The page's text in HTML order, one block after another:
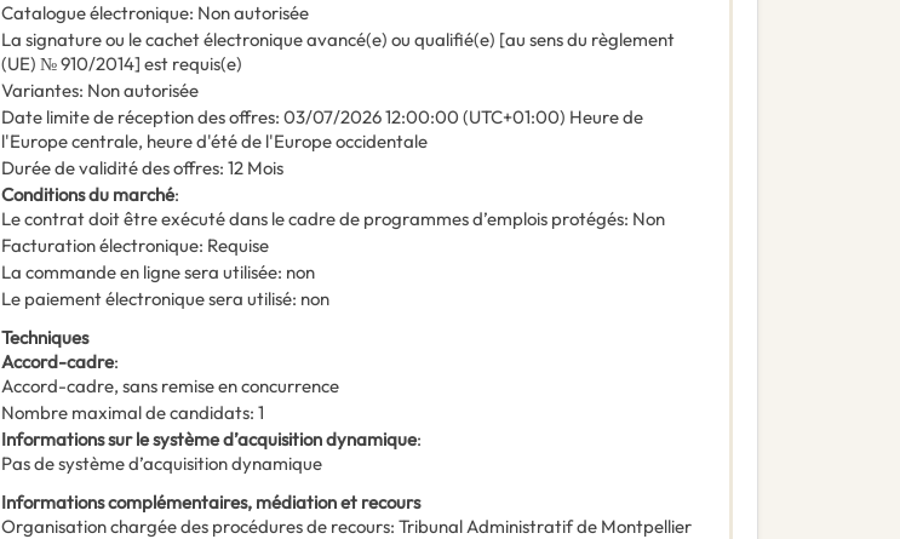
Catalogue électronique: Non autorisée
La signature ou le cachet électronique avancé(e) ou qualifié(e) [au sens du règlement
(UE) № 910/2014] est requis(e)
Variantes: Non autorisée
Date limite de réception des offres: 03/07/202612:00:00 (UTC+01:00) Heure de
l'Europe centrale, heure d'été de l'Europe occidentale
Durée de validité des offres: 12 Mois
Conditions du marché:
Le contrat doit être exécuté dans le cadre de programmes d’emplois protégés: Non
Facturation électronique: Requise
La commande en ligne sera utilisée: non
Le paiement électronique sera utilisé: non
Techniques
Accord-cadre:
Accord-cadre, sans remise en concurrence
Nombre maximal de candidats: 1
Informations sur le système d’acquisition dynamique:
Pas de système d’acquisition dynamique
Informations complémentaires, médiation et recours
Organisation chargée des procédures de recours: Tribunal Administratif de Montpellier